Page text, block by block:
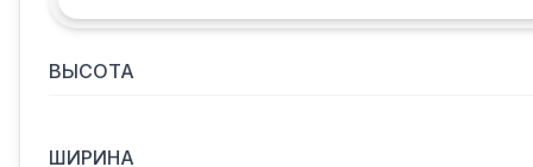
ВЫСОТА
ШИРИНА